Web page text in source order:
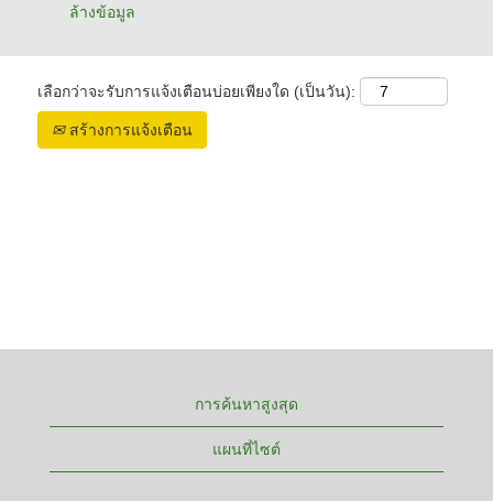
ล้างข้อมูล
เลือกว่าจะรับการแจ้งเตือนบ่อยเพียงใด (เป็นวัน):
สร้างการแจ้งเตือน
การค้นหาสูงสุด
แผนที่ไซต์